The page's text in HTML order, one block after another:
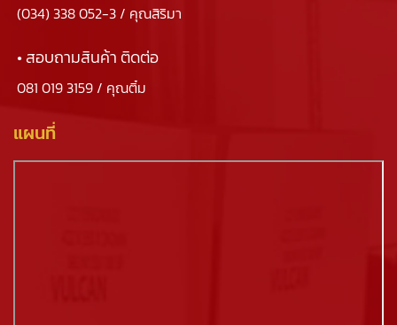
(034) 338 052-3 / คุณสิริมา
• สอบถามสินค้า ติดต่อ
081 019 3159 / คุณติ๋ม
แผนที่